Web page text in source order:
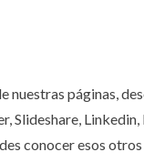
nuestras páginas,
Slideshare,
conocer esos otros